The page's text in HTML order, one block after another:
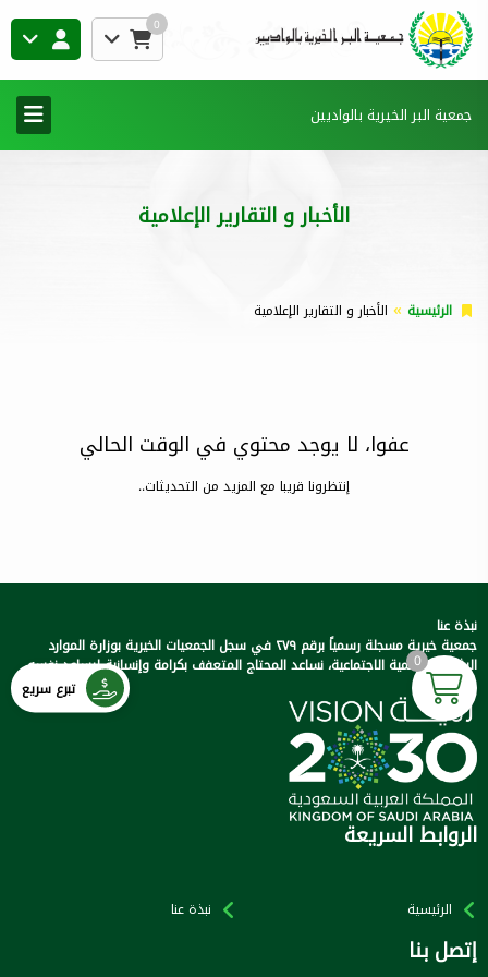
0
جمعية البر الخيرية بالواديين
الأخبار و التقارير الإعلامية
الرئيسية الأخبار و التقارير الإعلامية
عفوا، لا يوجد محتوي في الوقت الحالي
إنتظرونا قريبا مع المزيد من التحديثات..
نبذة عنا
جمعية خيرية مسجلة رسمياً برقم ٢٧٩ في سجل الجمعيات الخيرية بوزارة الموارد
البشرية والتنمية الاجتماعية، نساعد المحتاج المتعفف بكرامة وإنسانية ليساعد نفسه..
الروابط السريعة
الرئيسية نبذة عنا
إتصل بنا
تبرع سريع
0